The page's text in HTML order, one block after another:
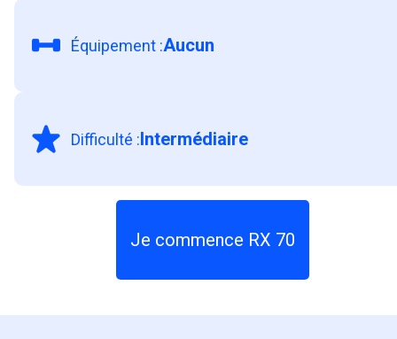
Aucun
Équipement :
Intermédiaire
Difficulté :
Je commence RX 70